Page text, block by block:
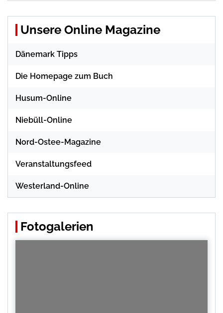
Unsere Online Magazine
Dänemark Tipps
Die Homepage zum Buch
Husum-Online
Niebüll-Online
Nord-Ostee-Magazine
Veranstaltungsfeed
Westerland-Online
Fotogalerien